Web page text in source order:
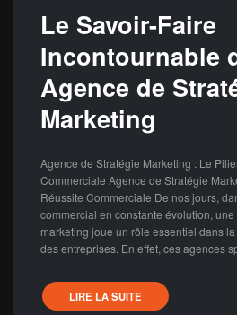
Le Savoir-Faire
Incontournable
Agence de
Marketing
Agence de Stratégie Marketing : Le
Commerciale Agence de Stratégie
Réussite Commerciale De nos jours,
commercial en constante évolution,
marketing joue un rôle essentiel dans
des entreprises. En effet, ces agences
LIRE LA SUITE